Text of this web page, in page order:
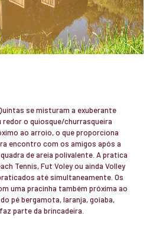
se misturam a exuberante
o quiosque/churrasqueira
ao arroio, o que proporciona
encontro com os amigos após a
de areia polivalente. A pratica
Tennis, Fut Voley ou ainda Volley
até simultaneamente. Os
uma pracinha também próxima ao
pé bergamota, laranja, goiaba,
parte da brincadeira.